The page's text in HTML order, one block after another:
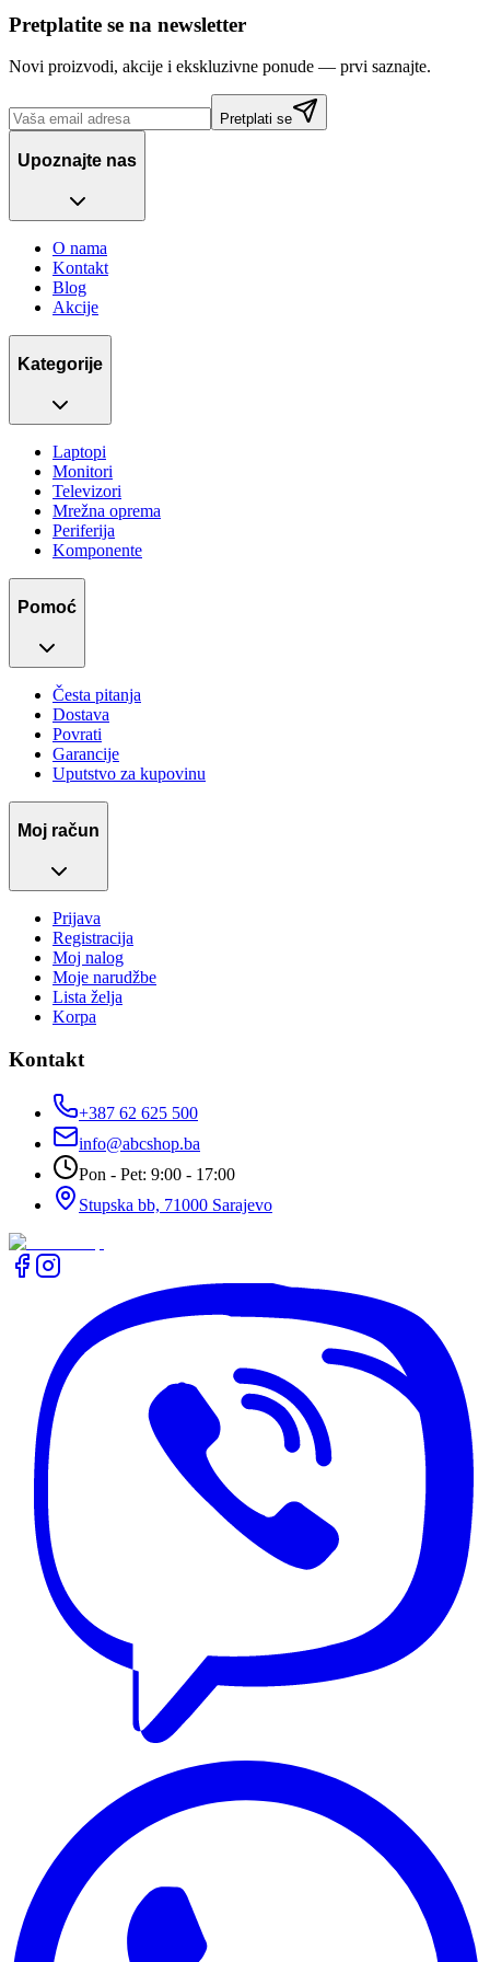
Pretplatite se na newsletter
Novi proizvodi, akcije i ekskluzivne ponude — prvi saznajte.
Pretplati se
Upoznajte nas
O nama
Kontakt
Blog
Akcije
Kategorije
Laptopi
Monitori
Televizori
Mrežna oprema
Periferija
Komponente
Pomoć
Česta pitanja
Dostava
Povrati
Garancije
Uputstvo za kupovinu
Moj račun
Prijava
Registracija
Moj nalog
Moje narudžbe
Lista želja
Korpa
Kontakt
+387 62 625 500
info@abcshop.ba
Pon - Pet: 9:00 - 17:00
Stupska bb, 71000 Sarajevo